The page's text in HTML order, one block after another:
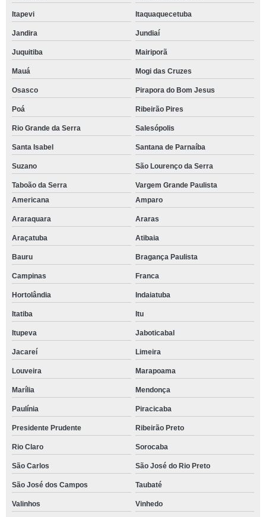
Itapevi Itaquaquecetuba
Jandira Jundiaí
Juquitiba Mairiporã
Mauá Mogi das Cruzes
Osasco Pirapora do Bom Jesus
Poá Ribeirão Pires
Rio Grande da Serra Salesópolis
Santa Isabel Santana de Parnaíba
Suzano São Lourenço da Serra
Taboão da Serra
Vargem Grande Paulista
Americana
Amparo
Araraquara Araras
Araçatuba Atibaia
Bauru Bragança Paulista
Campinas Franca
Hortolândia Indaiatuba
Itatiba Itu
Itupeva Jaboticabal
Jacareí Limeira
Louveira Marapoama
Marília Mendonça
Paulínia Piracicaba
Presidente Prudente Ribeirão Preto
Rio Claro Sorocaba
São Carlos São José do Rio Preto
São José dos Campos Taubaté
Valinhos Vinhedo